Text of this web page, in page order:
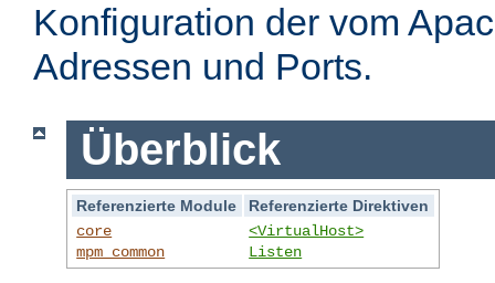
Konfiguration der vom
Adressen und Ports.
Überblick
Referenzierte Module
Referenzierte Direktiven
core
mpm_common
<VirtualHost>
Listen